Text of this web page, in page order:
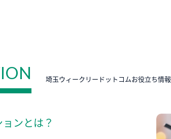
埼玉ウィークリードットコムお役立ち情報
ンとは？